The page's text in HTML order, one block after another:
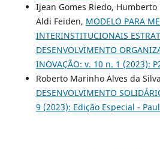
Ijean Gomes Riedo, Humberto
Aldi Feiden, MODELO PARA
INTERINSTITUCIONAIS
DESENVOLVIMENTO
INOVAÇÃO: v. 10 n. 1 (2023):
Roberto Marinho Alves da
DESENVOLVIMENTO
9 (2023): Edição Especial -